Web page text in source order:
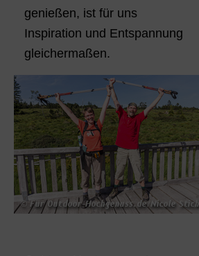
genießen, ist für uns
Inspiration und Entspannung
gleichermaßen.